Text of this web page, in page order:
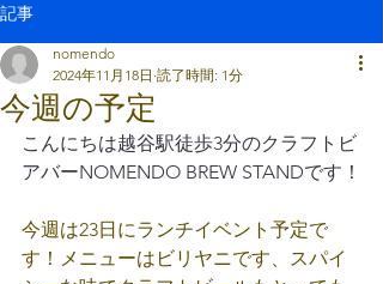
記事
今週の予定
nomendo
2024年11月18日 読了時間: 1分
こんにちは越谷駅徒歩3分のクラフトビ
アバーNOMENDO BREW STANDです！
今週は23日にランチイベント予定で
す！メニューはビリヤニです、スパイ